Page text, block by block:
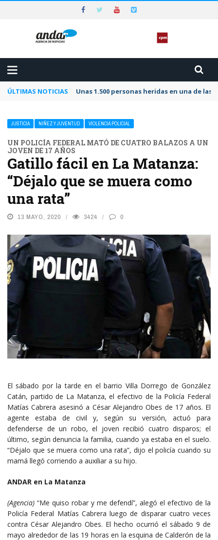
ÚLTIMAS NOTICIAS Unas 1.500 personas heridas en una de
JUSTICIA NIÑEZ Y JUVENTUD VIOLENCIA POLICIAL
UN POLICÍA FEDERAL MATÓ DE CUATRO BALAZOS A UN
JOVEN DE 17 AÑOS
Gatillo fácil en La Matanza:
“Déjalo que se muera como
una rata”
13 MAYO, 2020 3424 0
El sábado por la tarde en el barrio Villa Dorrego de González
Catán, partido de La Matanza, el efectivo de la Policía Federal
Matías Cabrera asesinó a César Alejandro Obes de 17 años. El
agente estaba de civil y, según su versión, actuó para
defenderse de un robo, el joven recibió cuatro disparos; el
último, según denuncia la familia, cuando ya estaba en el suelo.
“Déjalo que se muera como una rata”, dijo el policía cuando su
mamá llegó corriendo a auxiliar a su hijo.
ANDAR en La Matanza
(Agencia) “Me quiso robar y me defendí”, alegó el efectivo de la
Policía Federal Matías Cabrera luego de disparar cuatro veces
contra César Alejandro Obes. El hecho ocurrió el sábado 9 de
mayo alrededor de las 19 horas en la esquina de Calderón de la